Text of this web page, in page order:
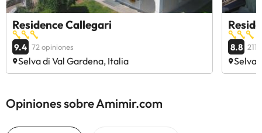
Residence Callegari
9.4 72 opiniones
Selva di Val Gardena, Italia
8.8 211
Selva
Opiniones sobre Amimir.com